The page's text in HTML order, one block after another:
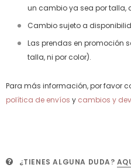
un cambio ya sea por talla,
Cambio sujeto a
Las prendas en promoción
talla, ni por color).
Para más información, por favor
política de envíos y cambios y
¿TIENES ALGUNA DUDA?